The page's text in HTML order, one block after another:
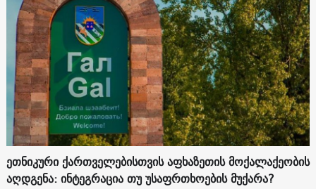
ეთნიკური ქართველებისთვის აფხაზეთის მოქალაქეობის
აღდგენა: ინტეგრაცია თუ უსაფრთხოების მუქარა?